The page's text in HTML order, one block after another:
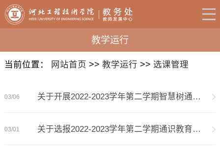
教学运行
当前位置： 网站首页 >> 教学运行 >> 选课管理
关于开展2022-2023学年第二学期智慧树通识...
03/06
关于选报2022-2023学年第二学期通识教育选...
03/01